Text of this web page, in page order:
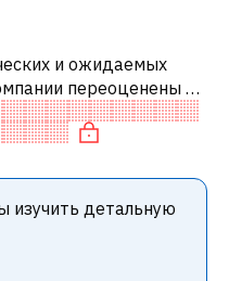
и ожидаемых
переоценены по
В
оцене
изучить детальную